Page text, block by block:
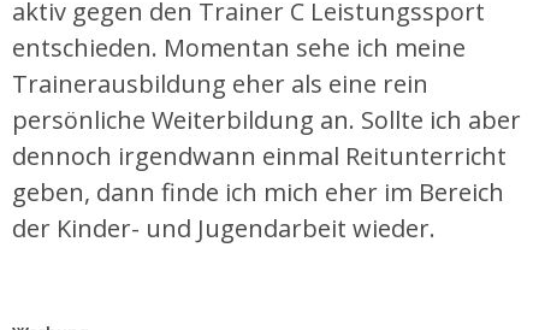
aktiv gegen den Trainer C Leistungssport
entschieden. Momentan sehe ich meine
Trainerausbildung eher als eine rein
persönliche Weiterbildung an. Sollte ich aber
dennoch irgendwann einmal Reitunterricht
geben, dann finde ich mich eher im Bereich
der Kinder- und Jugendarbeit wieder.